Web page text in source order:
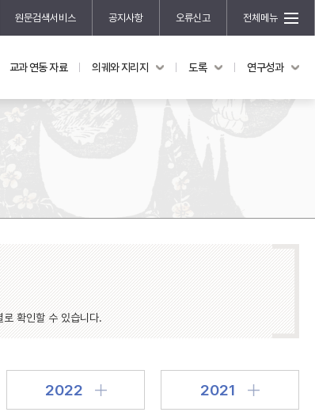
원문검색서비스 공지사항 오류신고 전체메뉴
연구성과
신진학자 초청 연구교류 사업
규장각-솔벗 연구비 지원 사업
규장각-산기 연구비 지원 사업
연구논문
기획연구
홍재 한국학 펠로십 프로그램
교과 연동 자료 의궤와 지리지 도록 연구성과
로 확인할 수 있습니다.
2022 2021